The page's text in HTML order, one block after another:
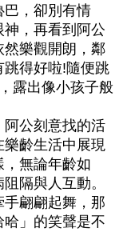
巴，卻別有情
，再看到阿公
然樂觀開朗，鄰
跳得好啦!隨便跳
露出像小孩子般
公刻意找的活
齡生活中展現
無論年齡如
隔與人互動。
翩翩起舞，那
」的笑聲是不